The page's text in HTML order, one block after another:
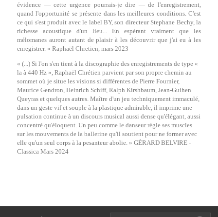
évidence — cette urgence pourrais-je dire — de l'enregistrement,
quand l'opportunité se présente dans les meilleures conditions. C'est
ce qui s'est produit avec le label BY, son directeur Stephane Bechy, la
richesse acoustique d'un lieu... En espérant vraiment que les
mélomanes auront autant de plaisir à les découvrir que j'ai eu à les
enregistrer. » Raphaël Chretien, mars 2023
« (...) Si l'on s'en tient à la discographie des enregistrements de type «
la à 440 Hz », Raphaël Chrétien parvient par son propre chemin au
sommet où je situe les visions si différentes de Pierre Fournier,
Maurice Gendron, Heinrich Schiff, Ralph Kirshbaum, Jean-Guihen
Queyras et quelques autres. Maître d'un jeu techniquement immaculé,
dans un geste vif et souple à la plastique admirable, il imprime une
pulsation continue à un discours musical aussi dense qu'élégant, aussi
concentré qu'éloquent. Un peu comme le danseur règle ses muscles
sur les mouvements de la ballerine qu'il soutient pour ne former avec
elle qu'un seul corps à la pesanteur abolie. » GÉRARD BELVIRE -
Classica Mars 2024